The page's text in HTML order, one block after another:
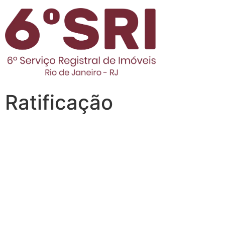
Ratificação